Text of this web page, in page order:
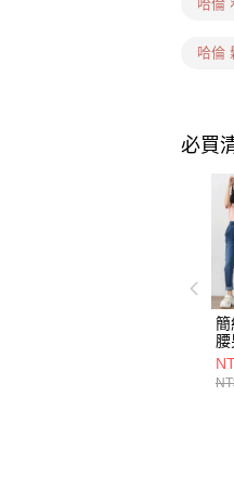
哈倫
哈倫
必買
簡
腰